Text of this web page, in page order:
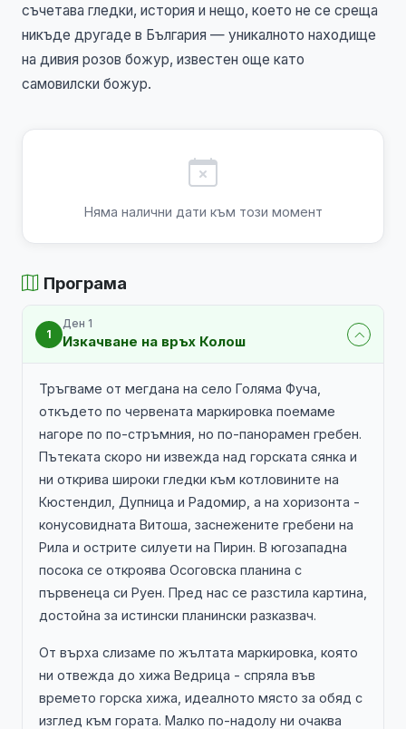
съчетава гледки, история и нещо, което не се среща
никъде другаде в България — уникалното находище
на дивия розов божур, известен още като
самовилски божур.
Няма налични дати към този момент
Програма
1
Ден 1
Изкачване на връх Колош
Тръгваме от мегдана на село Голяма Фуча,
откъдето по червената маркировка поемаме
нагоре по по-стръмния, но по-панорамен гребен.
Пътеката скоро ни извежда над горската сянка и
ни открива широки гледки към котловините на
Кюстендил, Дупница и Радомир, а на хоризонта -
конусовидната Витоша, заснежените гребени на
Рила и острите силуети на Пирин. В югозападна
посока се откроява Осоговска планина с
първенеца си Руен. Пред нас се разстила картина,
достойна за истински планински разказвач.
От върха слизаме по жълтата маркировка, която
ни отвежда до хижа Ведрица - спряла във
времето горска хижа, идеалното място за обяд с
изглед към гората. Малко по-надолу ни очаква